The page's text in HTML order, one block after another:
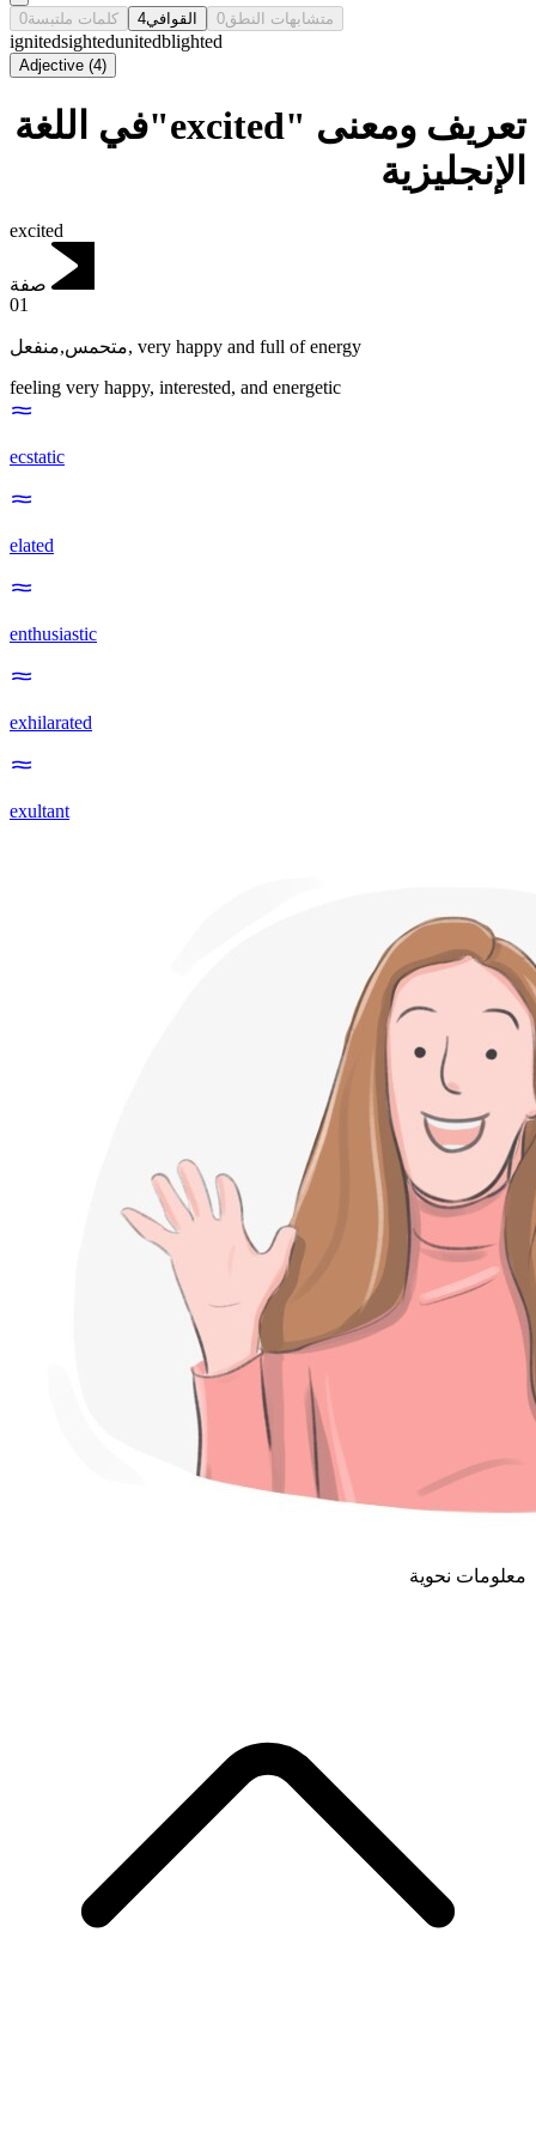
كلمات ملتبسة0 القوافي4 متشابهات النطق0
ignitedsightedunitedblighted
Adjective (4)
تعريف ومعنى "excited"في اللغة
الإنجليزية
excited
صفة
01
متحمس,منفعل, very happy and full of energy
feeling very happy, interested, and energetic
ecstatic
elated
enthusiastic
exhilarated
exultant
معلومات نحوية